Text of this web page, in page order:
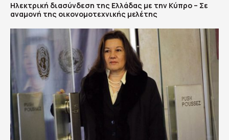
Ηλεκτρική διασύνδεση της Ελλάδας με την Κύπρο – Σε
αναμονή της οικονομοτεχνικής μελέτης